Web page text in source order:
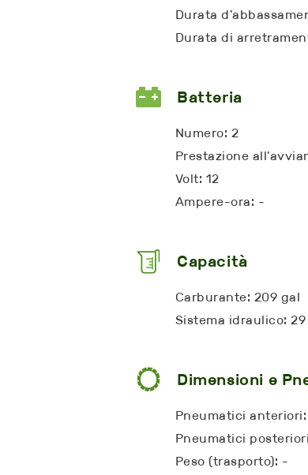
Durata
Durata di
Batteria
Numero: 2
Prestazione
Volt: 12
Ampere-ora: -
Capacità
Carburante: 209 gal
Sistema idraulico: 29
Dimensioni e
Pneumatici
Pneumatici
Peso (trasporto): -